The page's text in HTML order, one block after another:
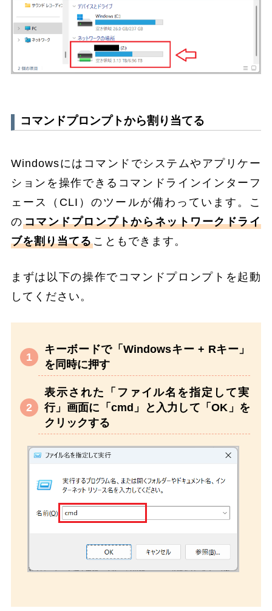
コマンドプロンプトから割り当てる
Windowsにはコマンドでシステムやアプリケー
ションを操作できるコマンドラインインターフ
ェース（CLI）のツールが備わっています。こ
のコマンドプロンプトからネットワークドライ
ブを割り当てることもできます。
まずは以下の操作でコマンドプロンプトを起動
してください。
キーボードで「Windowsキー + Rキー」
を同時に押す
表示された「ファイル名を指定して実
行」画面に「cmd」と入力して「OK」を
クリックする